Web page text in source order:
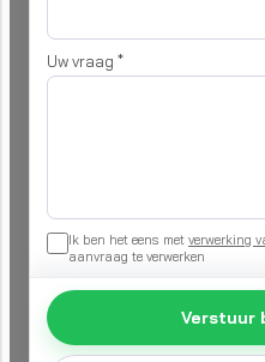
Uw vraag *
Ik ben het eens met verwerking
aanvraag te verwerken
Verstuur